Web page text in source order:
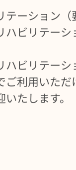
テーション（
ハビリテー
ハビリテー
利用いただ
たします。